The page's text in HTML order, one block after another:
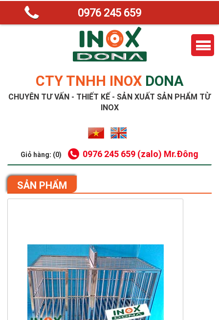
CTY TNHH INOX DONA
CHUYÊN TƯ VẤN - THIẾT KẾ - SẢN XUẤT SẢN PHẨM TỪ
INOX
Giỏ hàng: (0) 0976 245 659 (zalo) Mr.Đông
0976 245 659
SẢN PHẨM